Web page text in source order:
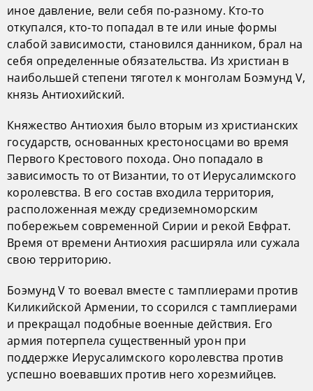
иное давление, вели себя по-разному. Кто-то
откупался, кто-то попадал в те или иные формы
слабой зависимости, становился данником, брал на
себя определенные обязательства. Из христиан в
наибольшей степени тяготел к монголам Боэмунд V,
князь Антиохийский.
Княжество Антиохия было вторым из христианских
государств, основанных крестоносцами во время
Первого Крестового похода. Оно попадало в
зависимость то от Византии, то от Иерусалимского
королевства. В его состав входила территория,
расположенная между средиземноморским
побережьем современной Сирии и рекой Евфрат.
Время от времени Антиохия расширяла или сужала
свою территорию.
Боэмунд V то воевал вместе с тамплиерами против
Киликийской Армении, то ссорился с тамплиерами
и прекращал подобные военные действия. Его
армия потерпела существенный урон при
поддержке Иерусалимского королевства против
успешно воевавших против него хорезмийцев.